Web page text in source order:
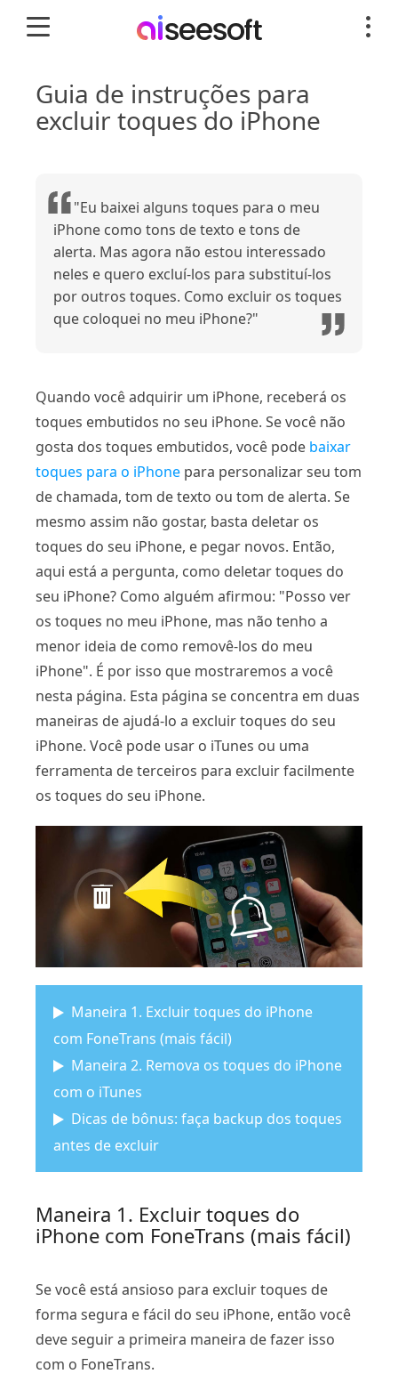
Guia de instruções para
excluir toques do iPhone
"Eu baixei alguns toques para o meu
iPhone como tons de texto e tons de
alerta. Mas agora não estou interessado
neles e quero excluí-los para substituí-los
por outros toques. Como excluir os toques
que coloquei no meu iPhone?"
Quando você adquirir um iPhone, receberá os
toques embutidos no seu iPhone. Se você não
gosta dos toques embutidos, você pode baixar
toques para o iPhone para personalizar seu tom
de chamada, tom de texto ou tom de alerta. Se
mesmo assim não gostar, basta deletar os
toques do seu iPhone, e pegar novos. Então,
aqui está a pergunta, como deletar toques do
seu iPhone? Como alguém afirmou: "Posso ver
os toques no meu iPhone, mas não tenho a
menor ideia de como removê-los do meu
iPhone". É por isso que mostraremos a você
nesta página. Esta página se concentra em duas
maneiras de ajudá-lo a excluir toques do seu
iPhone. Você pode usar o iTunes ou uma
ferramenta de terceiros para excluir facilmente
os toques do seu iPhone.
Maneira 1. Excluir toques do iPhone
com FoneTrans (mais fácil)
Maneira 2. Remova os toques do iPhone
com o iTunes
Dicas de bônus: faça backup dos toques
antes de excluir
Maneira 1. Excluir toques do
iPhone com FoneTrans (mais fácil)
Se você está ansioso para excluir toques de
forma segura e fácil do seu iPhone, então você
deve seguir a primeira maneira de fazer isso
com o FoneTrans.